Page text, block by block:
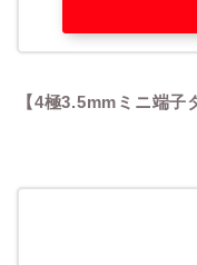
【4極3.5mmミニ端子